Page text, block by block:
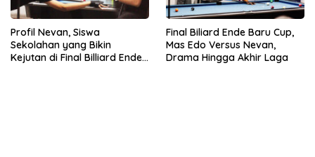
Profil Nevan, Siswa
Sekolahan yang Bikin
Kejutan di Final Billiard Ende
Final Biliard Ende Baru Cup,
Mas Edo Versus Nevan,
Drama Hingga Akhir Laga